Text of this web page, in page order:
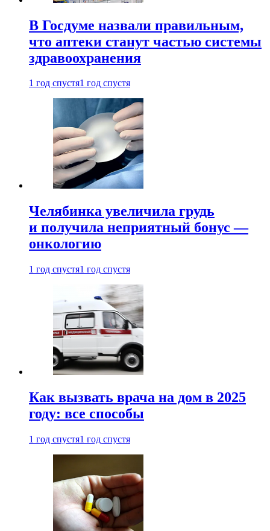
В Госдуме назвали правильным,
что аптеки станут частью системы
здравоохранения
1 год спустя1 год спустя
Челябинка увеличила грудь
и получила неприятный бонус —
онкологию
1 год спустя1 год спустя
Как вызвать врача на дом в 2025
году: все способы
1 год спустя1 год спустя